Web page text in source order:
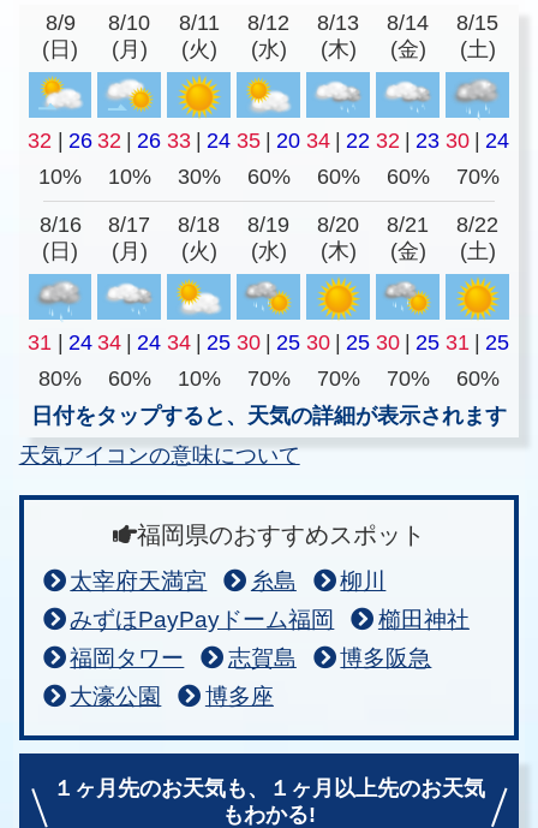
8/9
(日)
8/10
(月)
8/11
(火)
8/12
(水)
8/13
(木)
8/14
(金)
8/15
(土)
32 26 32 26 33 24 35 20 34 22 32 23 30
24
10%
10% 30% 60% 60% 60% 70%
8/16
(日)
8/17
(月)
8/18
(火)
8/19
(水)
8/20
(木)
8/21
(金)
8/22
(土)
31 24 34 24 34 25 30 25 30 25 30 25 31
25
80%
60% 10% 70% 70% 70%
60%
日付をタップすると、天気の詳細が表示されます
天気アイコンの意味について
福岡県のおすすめスポット
太宰府天満宮 糸島
柳川
みずほPayPayドーム福岡
櫛田神社
福岡タワー
志賀島
博多阪急
大濠公園
博多座
１ヶ月先のお天気も、
１ヶ月以上先のお天気
もわかる!